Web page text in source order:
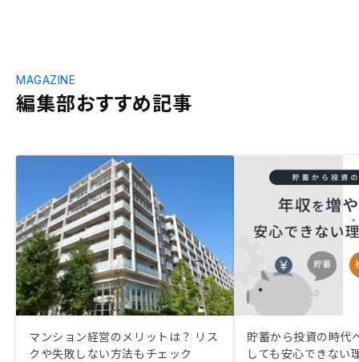
編集部おすすめ記事
MAGAZINE
マンション経営のメリットは？ リス
クや失敗しない方法もチェック
貯蓄から投資の時代
しても安心できない